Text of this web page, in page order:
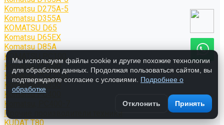
Komatsu D275A-5
Komatsu D355A
KOMATSU D65
Komatsu D65EX
Komatsu D85A
KOMATSU PC100
Komatsu PC200
Komatsu PC220-5
Komatsu PC300
Komatsu PC400
Komatsu; PC400-7
Прочие производители техники
KUDAT T80
Мы используем файлы cookie и другие похожие технологии
для обработки данных. Продолжая пользоваться сайтом, вы
подтверждаете согласие с условиями. Подробнее о
обработке
Отклонить
Принять